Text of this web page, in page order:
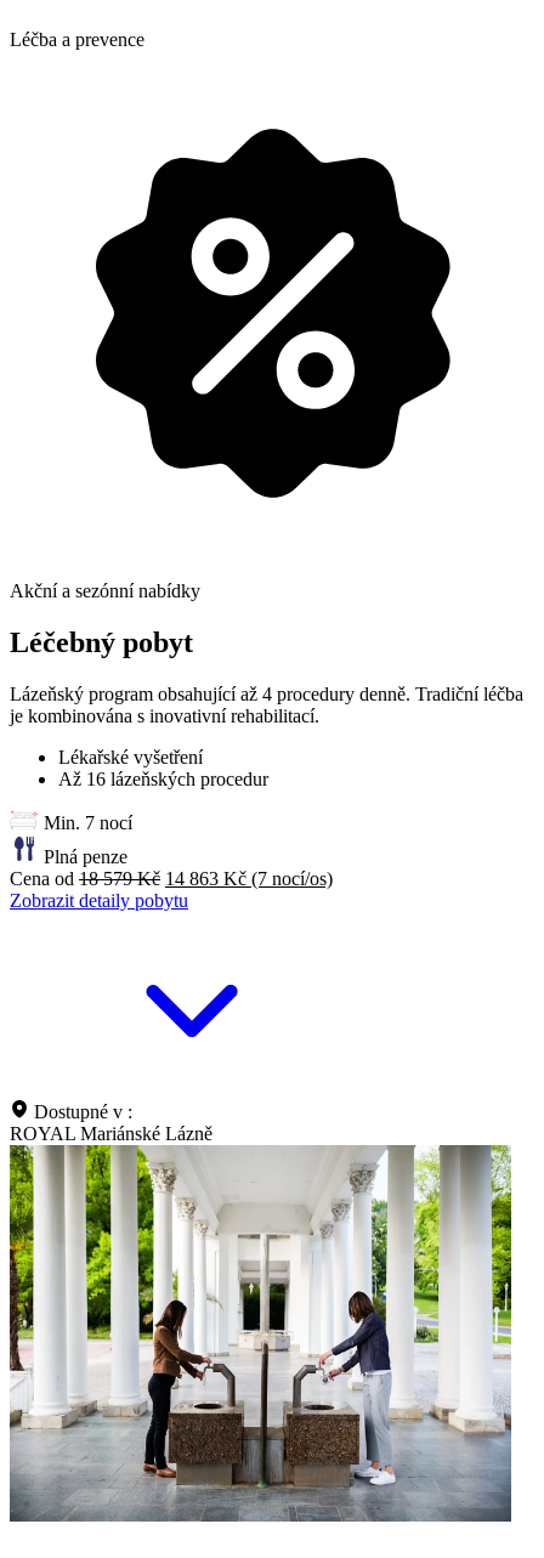
Léčba a prevence
Akční a sezónní nabídky
Léčebný pobyt
Lázeňský program obsahující až 4 procedury denně. Tradiční léčba
je kombinována s inovativní rehabilitací.
Lékařské vyšetření
Až 16 lázeňských procedur
Min. 7 nocí
Plná penze
Cena od 18 579 Kč 14 863 Kč (7 nocí/os)
Zobrazit detaily pobytu
Dostupné v :
ROYAL Mariánské Lázně